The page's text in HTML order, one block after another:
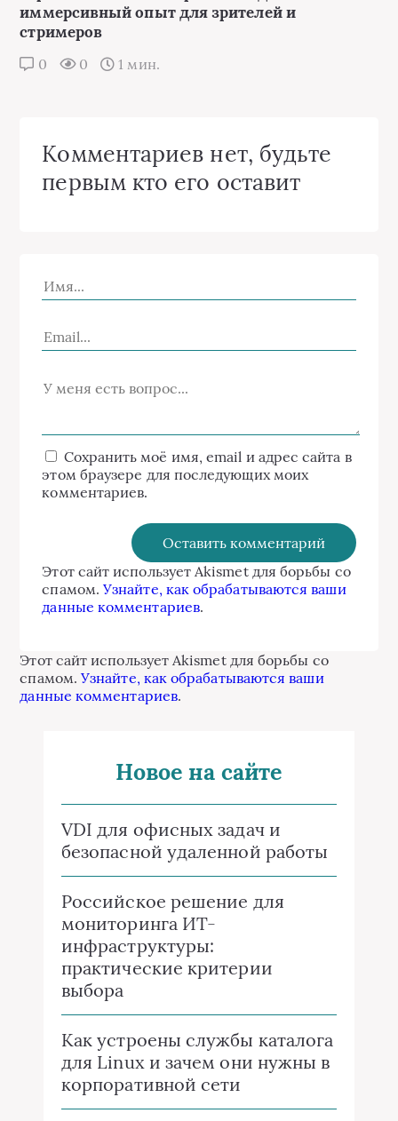
иммерсивный опыт для зрителей и
стримеров
0 0 1 мин.
Комментариев нет, будьте
первым кто его оставит
Сохранить моё имя, email и адрес сайта в
этом браузере для последующих моих
комментариев.
Этот сайт использует Akismet для борьбы со
спамом.Узнайте, как обрабатываются ваши
данные комментариев.
Этот сайт использует Akismet для борьбы со
спамом.Узнайте, как обрабатываются ваши
данные комментариев.
Новое на сайте
VDI для офисных задач и
безопасной удаленной работы
Российское решение для
мониторинга ИТ-
инфраструктуры:
практические критерии
выбора
Как устроены службы каталога
для Linux и зачем они нужны в
корпоративной сети